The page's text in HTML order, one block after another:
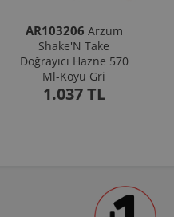
AR103206 Arzum
Shake'N Take
Doğrayıcı Hazne 570
Ml-Koyu Gri
1.037 TL